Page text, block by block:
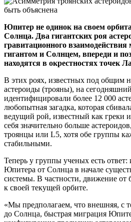
Юпитер не одинок на своем
Солнца. Два гигантских роя
гравитационного
гигантом и Солнцем, впереди и
находятся в окрестностях точек
В этих роях, известных под общим
астероиды (трояны), на
идентифицировали более 12 000
любопытная загадка, которая
ведущий рой, известный как греки
себя значительно больше
троянцы или L5, хотя обе группы
стабильными.
Теперь у группы ученых есть ответ:
Юпитера от Солнца в начале
системы. В частности, движение от
к своей текущей орбите.
«Мы предполагаем, что внешняя, с
до Солнца, быстрая миграция